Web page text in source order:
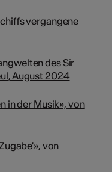
vergangene
des Sir
August 2024
in der Musik», von
von